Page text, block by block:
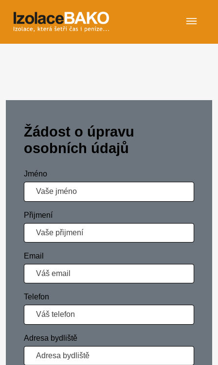
Žádost o úpravu
osobních údajů
Jméno
Přijmení
Email
Telefon
Adresa bydliště